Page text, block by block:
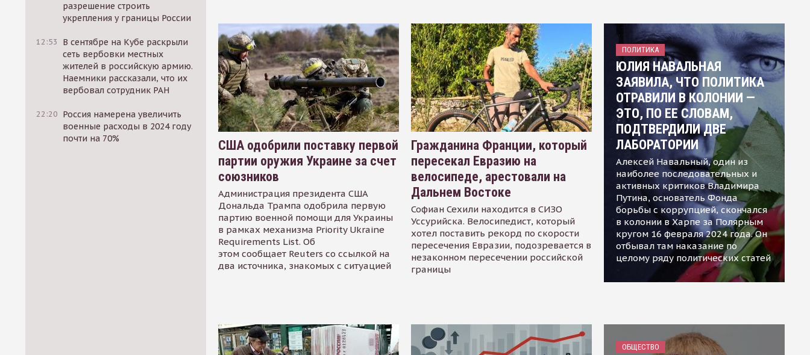
разрешение строить
укрепления у границы России
12:53
В сентябре на Кубе раскрыли
сеть вербовки местных
жителей в российскую армию.
Наемники рассказали, что их
вербовал сотрудник РАН
22:20 Россия намерена увеличить
военные расходы в 2024 году
почти на 70%
США одобрили поставку первой
партии оружия Украине за счет
союзников
Администрация президента США
Дональда Трампа одобрила первую
партию военной помощи для Украины
в рамках механизма Priority Ukraine
Requirements List. Об
этом сообщает Reuters со ссылкой на
два источника, знакомых с ситуацией
Гражданина Франции, который
пересекал Евразию на
велосипеде, арестовали на
Дальнем Востоке
Софиан Сехили находится в СИЗО
Уссурийска. Велосипедист, который
хотел поставить рекорд по скорости
пересечения Евразии, подозревается в
незаконном пересечении российской
границы
ПОЛИТИКА
ЮЛИЯ НАВАЛЬНАЯ
ЗАЯВИЛА, ЧТО ПОЛИТИКА
ОТРАВИЛИ В КОЛОНИИ —
ЭТО, ПО ЕЕ СЛОВАМ,
ПОДТВЕРДИЛИ ДВЕ
ЛАБОРАТОРИИ
Алексей Навальный, один из
наиболее последовательных и
активных критиков Владимира
Путина, основатель Фонда
борьбы с коррупцией, скончался
в колонии в Харпе за Полярным
кругом 16 февраля 2024 года. Он
отбывал там наказание по
целому ряду политических статей
ОБЩЕСТВО